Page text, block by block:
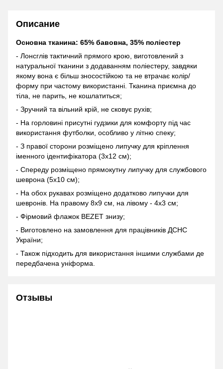
Описание
Основна тканина: 65% бавовна, 35% поліестер
- Лонсглів тактичний прямого крою, виготовлений з
натуральної тканини з додаванням поліестеру, завдяки
якому вона є більш зносостійкою та не втрачає колір/
форму при частому використанні. Тканина приємна до
тіла, не парить, не кошлатиться;
- Зручний та вільний крій, не сковує рухів;
- На горловині присутні гудзики для комфорту під час
використання футболки, особливо у літню спеку;
- З правої сторони розміщено липучку для кріплення
іменного ідентифікатора (3х12 см);
- Спереду розміщено прямокутну липучку для службового
шеврона (5х10 см);
- На обох рукавах розміщено додатково липучки для
шевронів. На правому 8х9 см, на лівому - 4х3 см;
- Фірмовий флажок BEZET знизу;
- Виготовлено на замовлення для працівників ДСНС
України;
- Також підходить для використання іншими службами де
передбачена уніформа.
Отзывы